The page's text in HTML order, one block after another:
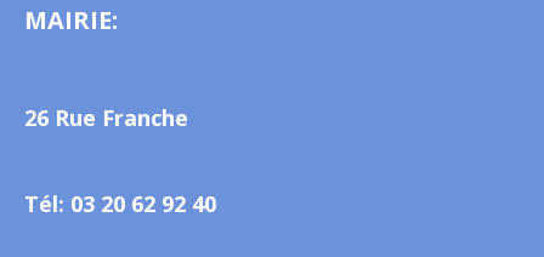
MAIRIE:
26 Rue Franche
Tél: 03 20 62 92 40